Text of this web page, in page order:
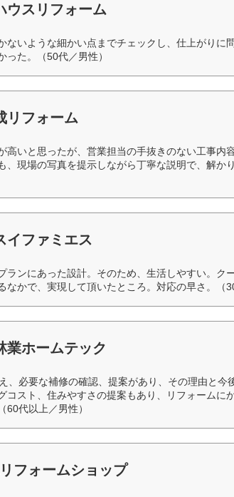
ウスリフォーム
ないような細かい点までチェックし、仕上がりに
った。（50代／男性）
リフォーム
高いと思ったが、営業担当の手抜きのない工事内
、現場の写真を提示しながら丁寧な説明で、解か
イファミエス
ランにあった設計。そのため、生活しやすい。ク
なかで、実現して頂いたところ。対応の早さ。（
業ホームテック
、必要な補修の確認、提案があり、その理由と今
コスト、住みやすさの提案もあり、リフォームに
60代以上／男性）
フォームショップ